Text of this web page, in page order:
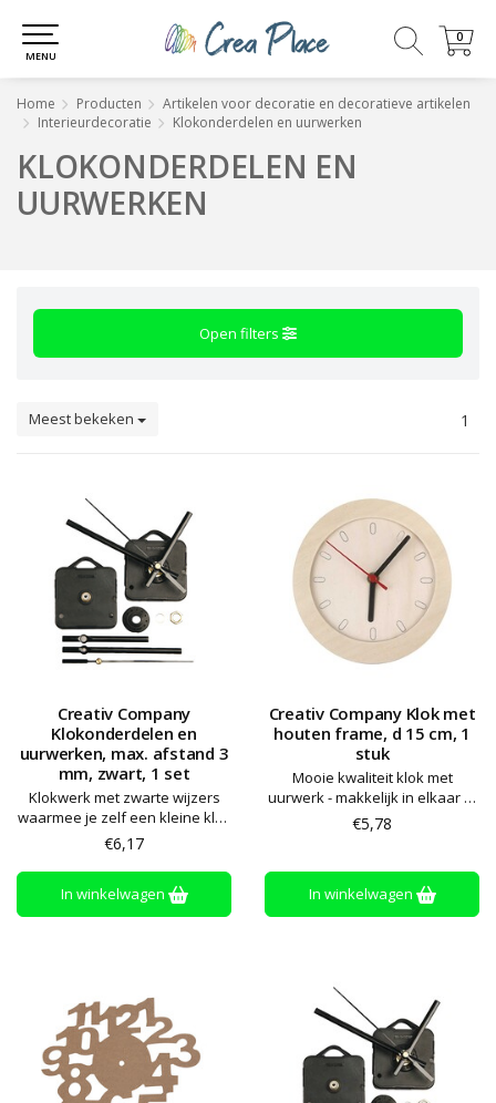
0
0
MENU
Home Producten
Artikelen voor decoratie en decoratieve artikelen
Interieurdecoratie
Klokonderdelen en uurwerken
KLOKONDERDELEN EN
UURWERKEN
Open filters
Meest bekeken 1
Creativ Company
Klokonderdelen en
uurwerken, max. afstand 3
mm, zwart, 1 set
Klokwerk met zwarte wijzers
waarmee je zelf een kleine klok
kunt maken (artikelnr. 14000 –
niet inbegrepen)
€6,17
In winkelwagen
Creativ Company Klok met
houten frame, d 15 cm, 1
stuk
Mooie kwaliteit klok met
uurwerk - makkelijk in elkaar te
zetten - aan beide zijden
verven. Nog nodig: 1x AA
€5,78
In winkelwagen